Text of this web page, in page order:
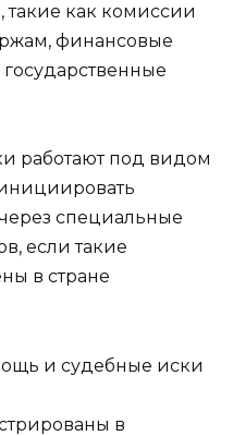
такие как комиссии
финансовые
работают под видом
специальные
если такие
в стране
и судебные иски
в